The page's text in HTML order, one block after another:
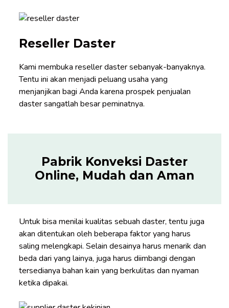
Reseller Daster
Kami membuka resellerdaster sebanyak-banyaknya.
Tentu ini akan menjadi peluang usaha yang
menjanjikan bagi Anda karena prospek penjualan
daster sangatlah besar peminatnya.
Pabrik Konveksi Daster
Online, Mudah dan Aman
Untuk bisa menilai kualitas sebuah daster, tentu juga
akan ditentukan oleh beberapa faktor yang harus
saling melengkapi. Selain desainya harus menarik dan
beda dari yang lainya, juga harus diimbangi dengan
tersedianya bahan kain yang berkulitas dan nyaman
ketika dipakai.